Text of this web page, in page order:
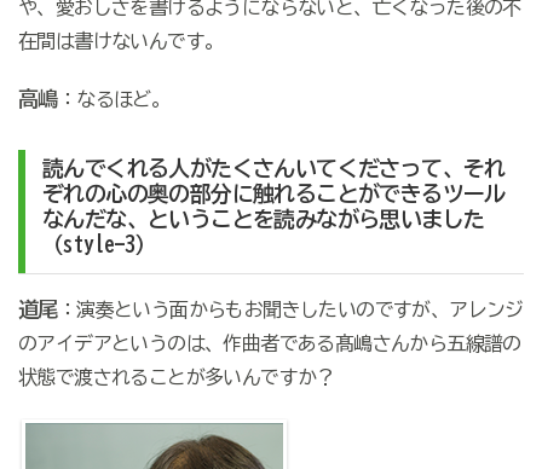
や、愛おしさを書けるようにならないと、亡くなった後の不
在間は書けないんです。
高嶋：なるほど。
読んでくれる人がたくさんいてくださって、それ
ぞれの心の奥の部分に触れることができるツール
なんだな、ということを読みながら思いました
（style-3）
道尾：演奏という面からもお聞きしたいのですが、アレンジ
のアイデアというのは、作曲者である髙嶋さんから五線譜の
状態で渡されることが多いんですか？